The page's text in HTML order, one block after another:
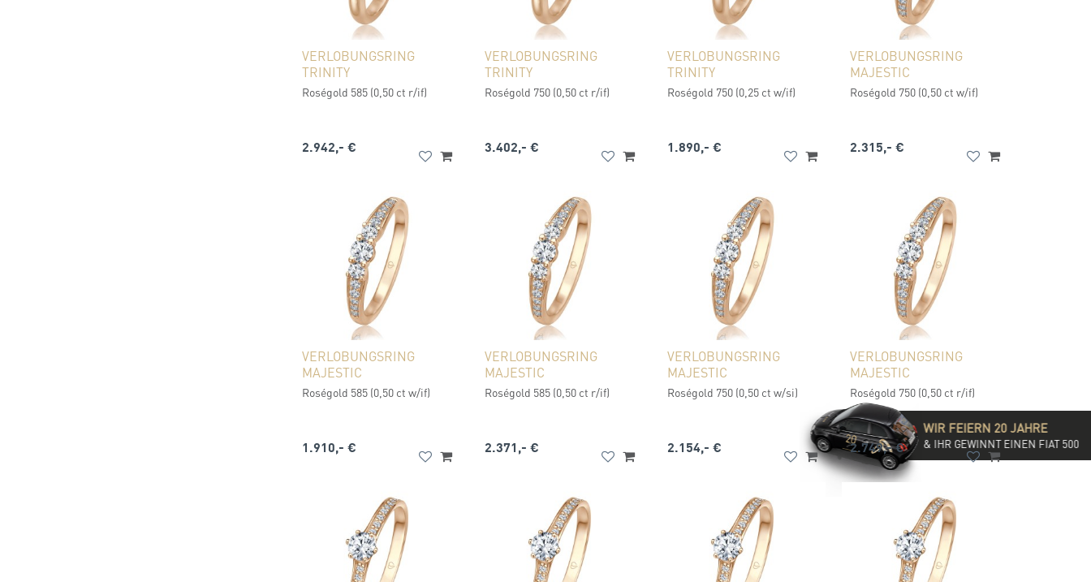
VERLOBUNGSRING
TRINITY
Roségold 585 (0,50 ct r/if)
2.942,- €
VERLOBUNGSRING
TRINITY
Roségold 750 (0,50 ct r/if)
3.402,- €
VERLOBUNGSRING
TRINITY
Roségold 750 (0,25 ct w/if)
1.890,- €
VERLOBUNGSRING
MAJESTIC
Roségold 750 (0,50 ct w/if)
2.315,- €
VERLOBUNGSRING
MAJESTIC
Roségold 585 (0,50 ct w/if)
1.910,- €
VERLOBUNGSRING
MAJESTIC
Roségold 585 (0,50 ct r/if)
2.371,- €
VERLOBUNGSRING
MAJESTIC
Roségold 750 (0,50 ct w/si)
2.154,- €
VERLOBUNGSRING
MAJESTIC
Roségold 750 (0,50 ct r/if)
2.749,- €
WIR FEIERN 20 JAHRE
& IHR GEWINNT EINEN FIAT 500